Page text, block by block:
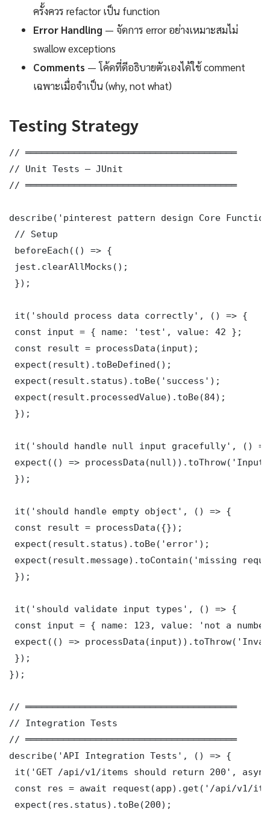
ครั้งควร refactor เป็น function
Error Handling — จัดการ error อย่างเหมาะสมไม่
swallow exceptions
Comments — โค้ดที่ดีอธิบายตัวเองได้ใช้ comment
เฉพาะเมื่อจำเป็น (why, not what)
Testing Strategy
// ═══════════════════════════════════════
// Unit Tests — JUnit
// ═══════════════════════════════════════
describe('pinterest pattern design Core
// Setup
beforeEach(() => {
jest.clearAllMocks();
});
it('should process data correctly', () => {
const input = { name: 'test', value: 42 };
const result = processData(input);
expect(result).toBeDefined();
expect(result.status).toBe('success');
expect(result.processedValue).toBe(84);
});
it('should handle null input gracefully', ()
expect(() =>
});
it('should handle empty object', () => {
const result = processData({});
expect(result.status).toBe('error');
expect(result.message).toContain('missing
});
it('should validate input types', () => {
const input = { name: 123, value: 'not a
expect(() =>
});
});
// ═══════════════════════════════════════
// Integration Tests
// ═══════════════════════════════════════
describe('API Integration Tests', () => {
it('GET /api/v1/items should return 200',
const res = await request(app).get('/api/v1/
expect(res.status).toBe(200);